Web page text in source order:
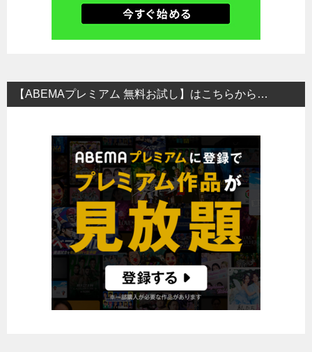
【ABEMAプレミアム 無料お試し】はこちらから…